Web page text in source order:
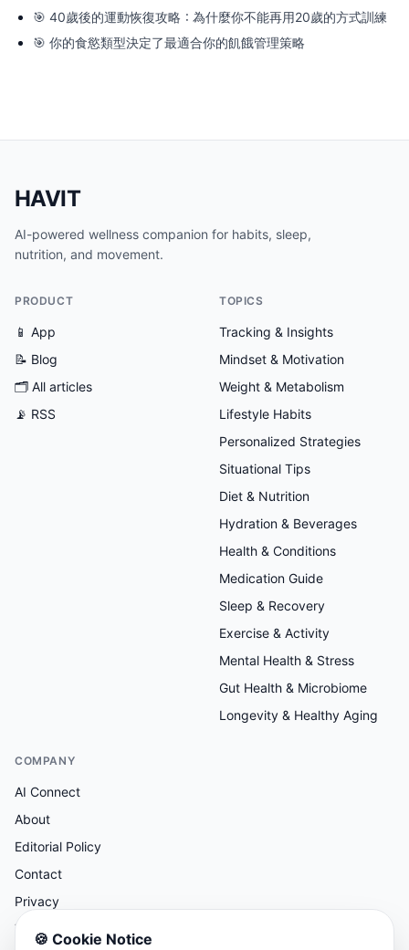
🎯 40歲後的運動恢復攻略：為什麼你不能再用20歲的方式訓練
🎯 你的食慾類型決定了最適合你的飢餓管理策略
HAVIT
AI-powered wellness companion for habits, sleep,
nutrition, and movement.
PRODUCT
📱 App
📝 Blog
🗂 All articles
📡 RSS
TOPICS
Tracking & Insights
Mindset & Motivation
Weight & Metabolism
Lifestyle Habits
Personalized Strategies
Situational Tips
Diet & Nutrition
Hydration & Beverages
Health & Conditions
Medication Guide
Sleep & Recovery
Exercise & Activity
Mental Health & Stress
Gut Health & Microbiome
Longevity & Healthy Aging
COMPANY
AI Connect
About
Editorial Policy
Contact
Privacy
Terms
🍪 Cookie Notice